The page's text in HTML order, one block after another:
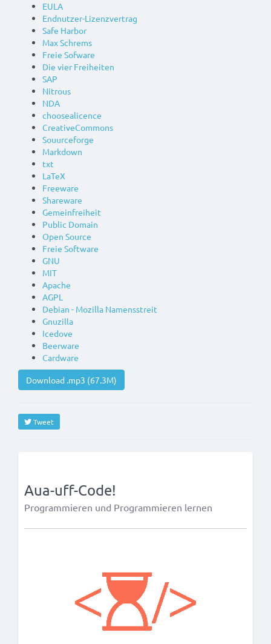
EULA
Endnutzer-Lizenzvertrag
Safe Harbor
Max Schrems
Freie Sofware
Die vier Freiheiten
SAP
Nitrous
NDA
choosealicence
CreativeCommons
Souurceforge
Markdown
txt
LaTeX
Freeware
Shareware
Gemeinfreiheit
Public Domain
Open Source
Freie Software
GNU
MIT
Apache
AGPL
Debian - Mozilla Namensstreit
Gnuzilla
Icedove
Beerware
Cardware
Download .mp3 (67.3M)
Tweet
Aua-uff-Code!
Programmieren und Programmieren lernen